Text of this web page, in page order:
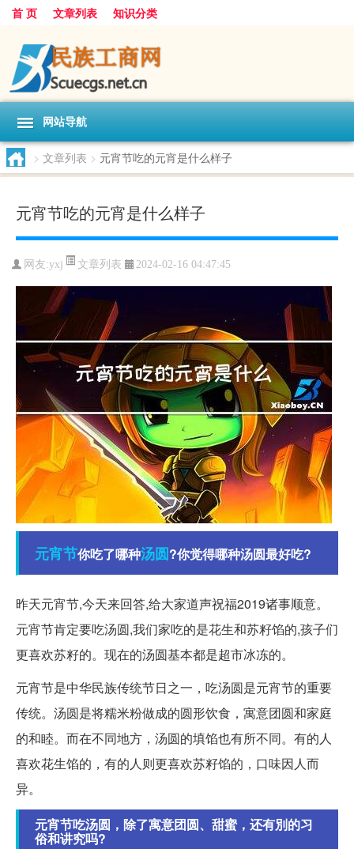
首 页 文章列表 知识分类
网站导航
> 文章列表 > 元宵节吃的元宵是什么样子
元宵节吃的元宵是什么样子
网友:yxj 文章列表 2024-02-16 04:47:45
元宵节你吃了哪种汤圆?你觉得哪种汤圆最好吃?
昨天元宵节,今天来回答,给大家道声祝福2019诸事顺意。
元宵节肯定要吃汤圆,我们家吃的是花生和苏籽馅的,孩子们
更喜欢苏籽的。现在的汤圆基本都是超市冰冻的。
元宵节是中华民族传统节日之一，吃汤圆是元宵节的重要
传统。汤圆是将糯米粉做成的圆形饮食，寓意团圆和家庭
的和睦。而在不同地方，汤圆的填馅也有所不同。有的人
喜欢花生馅的，有的人则更喜欢苏籽馅的，口味因人而
异。
元宵节吃汤圆，除了寓意团圆、甜蜜，还有別的习
俗和讲究吗?